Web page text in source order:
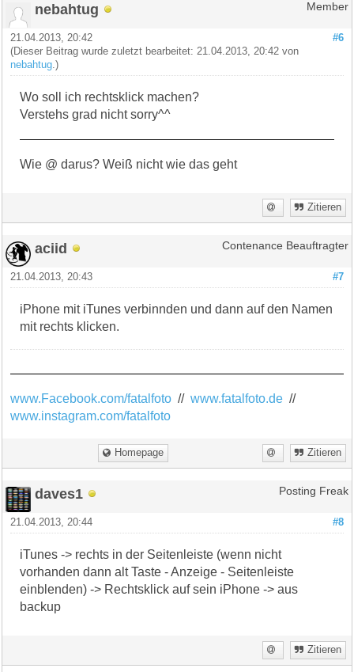
nebahtug Member
#6
21.04.2013, 20:42
(Dieser Beitrag wurde zuletzt bearbeitet: 21.04.2013, 20:42 von
nebahtug .)
Wo soll ich rechtsklick machen?
Verstehs grad nicht sorry^^
Wie @ darus? Weiß nicht wie das geht
Zitieren
aciid Contenance Beauftragter
#7
21.04.2013, 20:43
iPhone mit iTunes verbinnden und dann auf den Namen
mit rechts klicken.
www.Facebook.com/fatalfoto //www.fatalfoto.de //
www.instagram.com/fatalfoto
Homepage Zitieren
daves1 Posting Freak
#8
21.04.2013, 20:44
iTunes -> rechts in der Seitenleiste (wenn nicht
vorhanden dann alt Taste - Anzeige - Seitenleiste
einblenden) -> Rechtsklick auf sein iPhone -> aus
backup
Zitieren